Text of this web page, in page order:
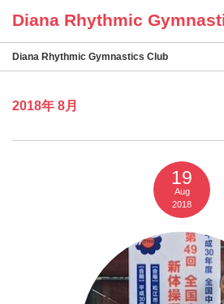
Diana Rhythmic Gymnastics Club
2018年 8月
19
Aug
2018